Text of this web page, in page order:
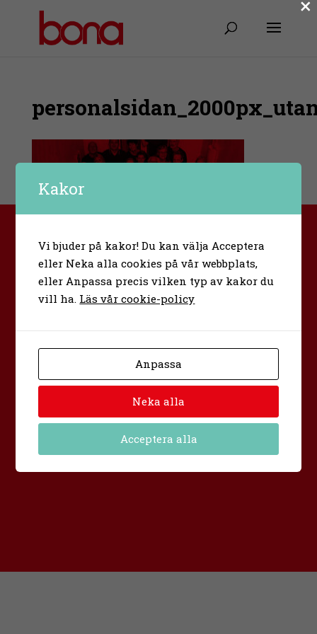
Bona folkhögskola
Urban Hjärnes väg 11
591 30 Motala
Sverige
info@bona.nu
instagram
Ändra cookies
Integritetspolicy
Kakor
Vi bjuder på kakor! Du kan välja Acceptera
eller Neka alla cookies på vår webbplats,
eller Anpassa precis vilken typ av kakor du
vill ha. Läs vår cookie-policy
Anpassa
Neka alla
Acceptera alla